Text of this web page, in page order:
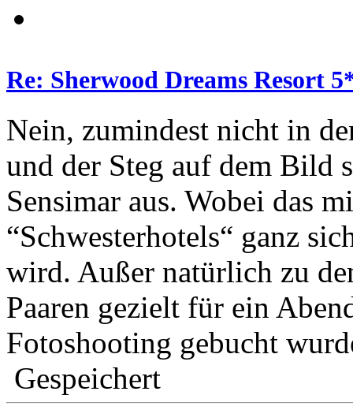
Re: Sherwood Dreams Resort
Nein, zumindest nicht in
und der Steg auf dem Bild
Sensimar aus. Wobei das
“Schwesterhotels“ ganz
wird. Außer natürlich zu
Paaren gezielt für ein
Fotoshooting gebucht
Gespeichert